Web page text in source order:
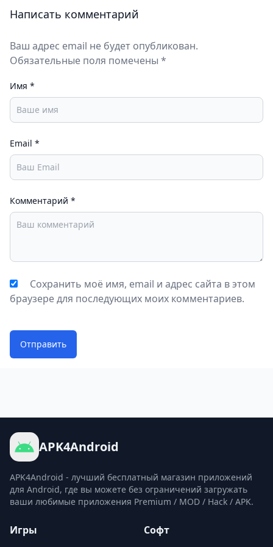
Написать комментарий
Ваш адрес email не будет опубликован.
Обязательные поля помечены *
Имя *
Email *
Комментарий *
Сохранить моё имя, email и адрес сайта в этом
браузере для последующих моих комментариев.
Отправить
APK4Android
APK4Android - лучший бесплатный магазин приложений
для Android, где вы можете без ограничений загружать
ваши любимые приложения Premium / MOD / Hack / APK.
Игры Софт